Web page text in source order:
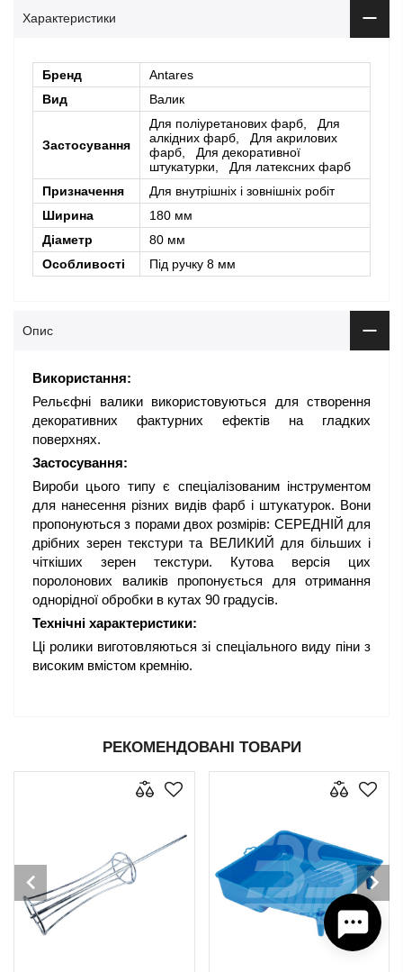
Характеристики
Бренд
Antares
Вид
Валик
Застосування
Для поліуретанових фарб, Для
алкідних фарб, Для акрилових
фарб, Для декоративної
штукатурки, Для латексних фарб
Призначення
Для внутрішніх і зовнішніх робіт
Ширина
180 мм
Діаметр
80 мм
Особливості
Під ручку 8 мм
Опис
Використання:
Рельєфні валики використовуються для створення
декоративних фактурних ефектів на гладких
поверхнях.
Застосування:
Вироби цього типу є спеціалізованим інструментом
для нанесення різних видів фарб і штукатурок. Вони
пропонуються з порами двох розмірів: СЕРЕДНІЙ для
дрібних зерен текстури та ВЕЛИКИЙ для більших і
чіткіших зерен текстури. Кутова версія цих
поролонових валиків пропонується для отримання
однорідної обробки в кутах 90 градусів.
Технічні характеристики:
Ці ролики виготовляються зі спеціального виду піни з
високим вмістом кремнію.
РЕКОМЕНДОВАНІ ТОВАРИ